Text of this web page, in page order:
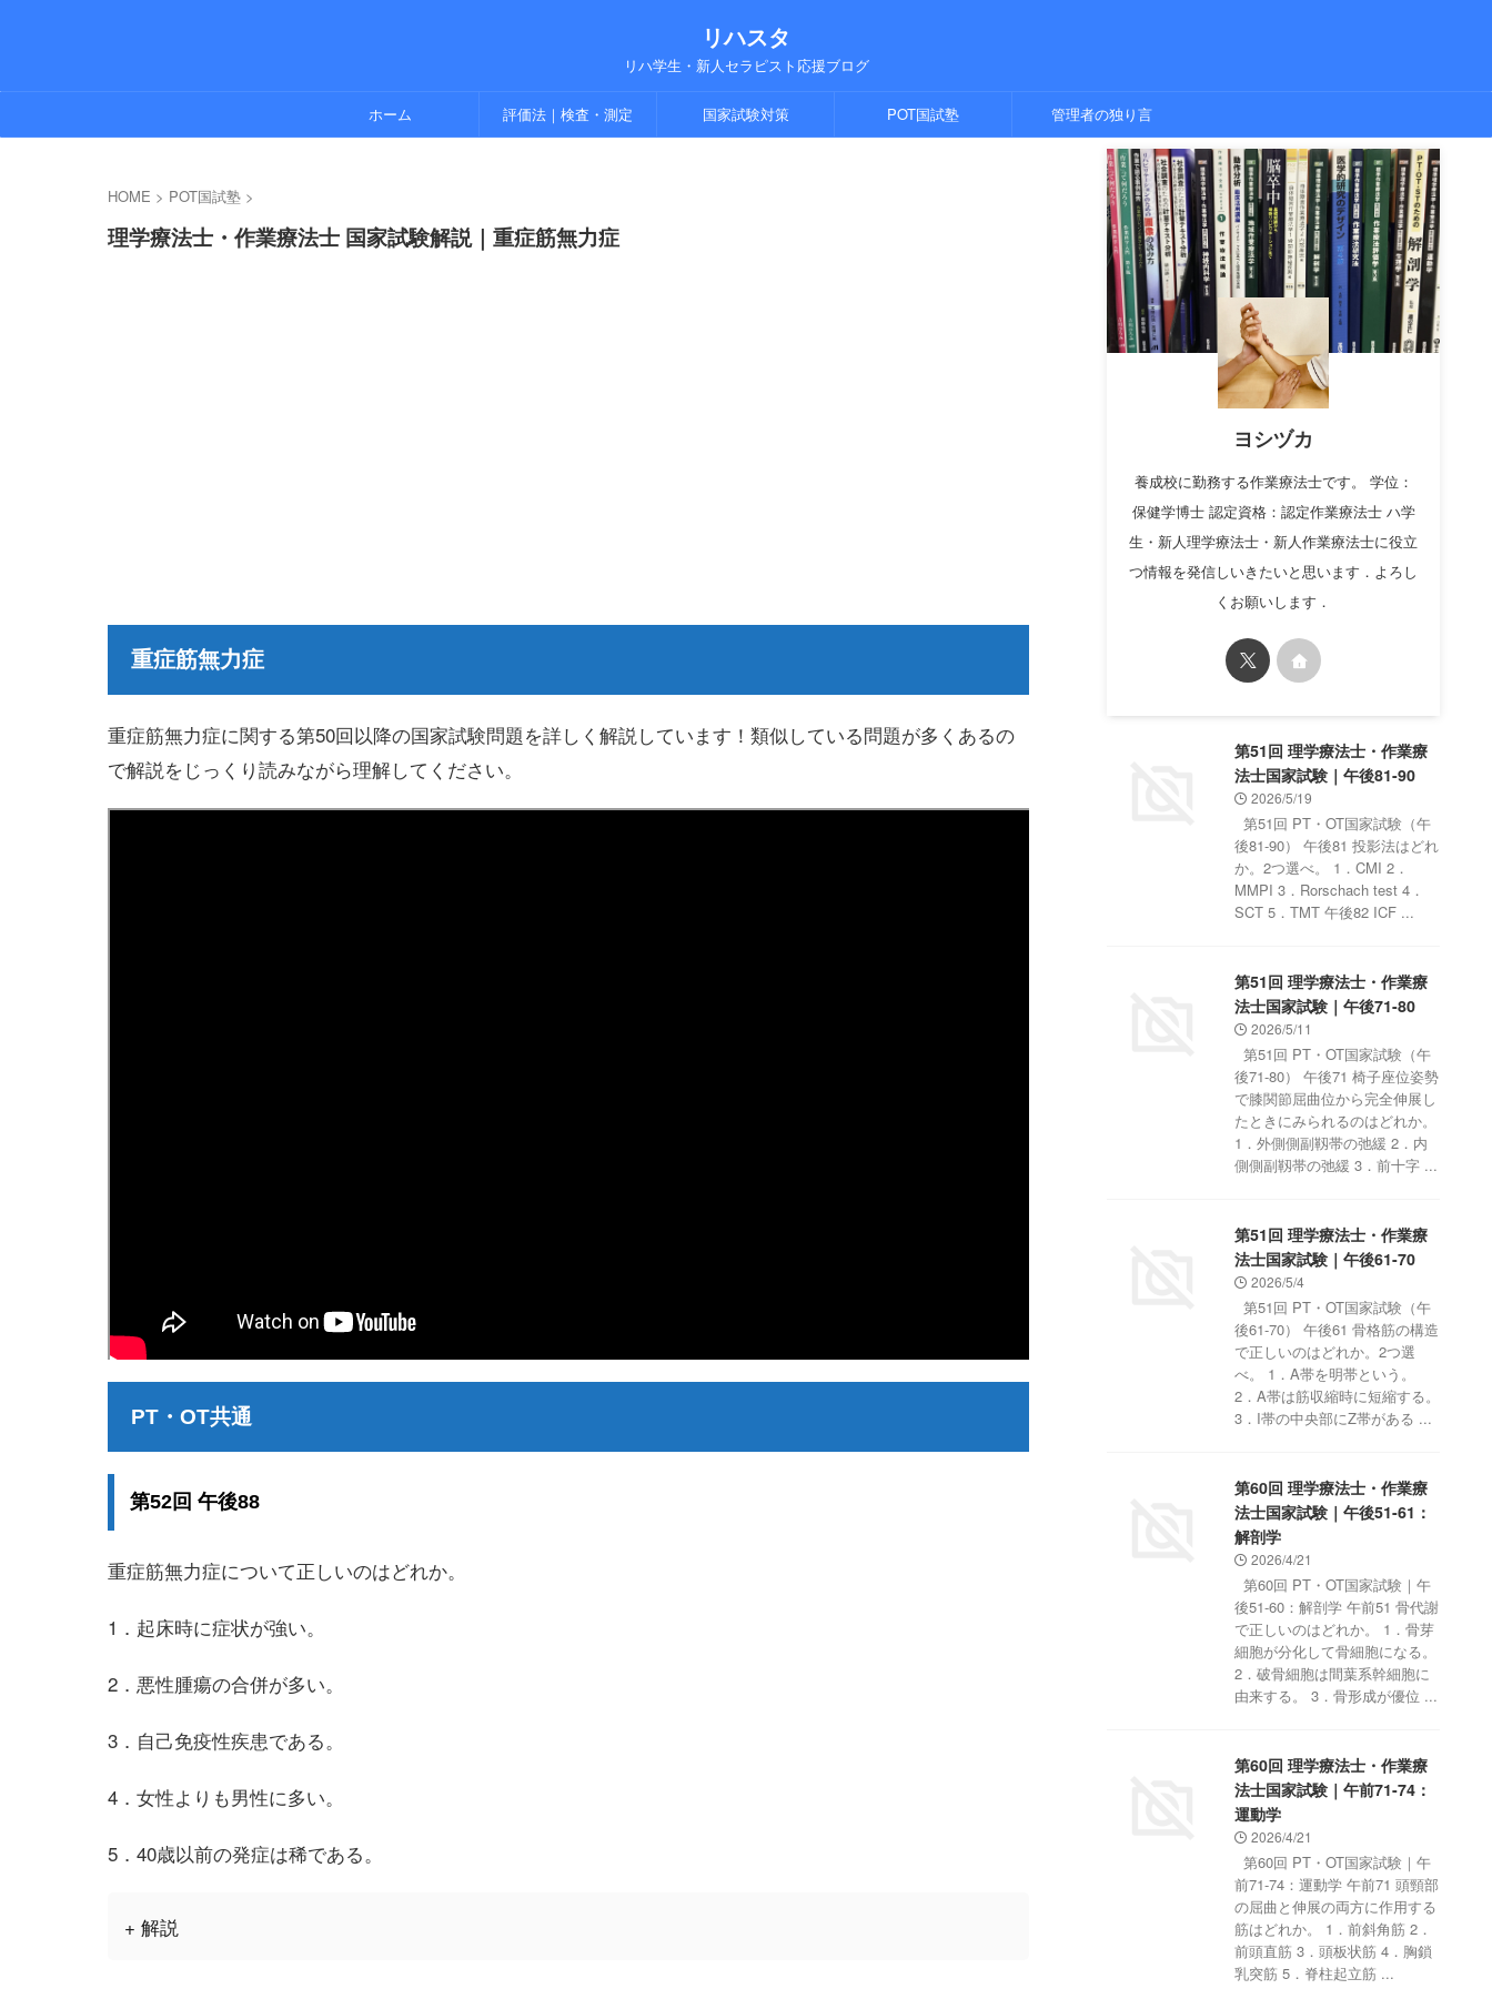
リハスタ
リハ学生・新人セラピスト応援ブログ
ホーム 評価法｜検査・測定 国家試験対策 POT国試塾 管理者の独り言
HOME > POT国試塾 >
理学療法士・作業療法士 国家試験解説｜重症筋無力症
重症筋無力症
重症筋無力症に関する第50回以降の国家試験問題を詳しく解説しています！類似している問題が多くあるの
で解説をじっくり読みながら理解してください。
PT・OT共通
第52回 午後88
重症筋無力症について正しいのはどれか。
1．起床時に症状が強い。
2．悪性腫瘍の合併が多い。
3．自己免疫性疾患である。
4．女性よりも男性に多い。
5．40歳以前の発症は稀である。
+ 解説
ヨシヅカ
養成校に勤務する作業療法士です。 学位：
保健学博士 認定資格：認定作業療法士 ハ学
生・新人理学療法士・新人作業療法士に役立
つ情報を発信しいきたいと思います．よろし
くお願いします．
第51回 理学療法士・作業療
法士国家試験｜午後81-90
2026/5/19
第51回 PT・OT国家試験（午
後81-90） 午後81 投影法はどれ
か。2つ選べ。 1．CMI 2．
MMPI 3．Rorschach test 4．
SCT 5．TMT 午後82 ICF ...
第51回 理学療法士・作業療
法士国家試験｜午後71-80
2026/5/11
第51回 PT・OT国家試験（午
後71-80） 午後71 椅子座位姿勢
で膝関節屈曲位から完全伸展し
たときにみられるのはどれか。
1．外側側副靱帯の弛緩 2．内
側側副靱帯の弛緩 3．前十字 ...
第51回 理学療法士・作業療
法士国家試験｜午後61-70
2026/5/4
第51回 PT・OT国家試験（午
後61-70） 午後61 骨格筋の構造
で正しいのはどれか。2つ選
べ。 1．A帯を明帯という。
2．A帯は筋収縮時に短縮する。
3．I帯の中央部にZ帯がある ...
第60回 理学療法士・作業療
法士国家試験｜午後51-61：
解剖学
2026/4/21
第60回 PT・OT国家試験｜午
後51-60：解剖学 午前51 骨代謝
で正しいのはどれか。 1．骨芽
細胞が分化して骨細胞になる。
2．破骨細胞は間葉系幹細胞に
由来する。 3．骨形成が優位 ...
第60回 理学療法士・作業療
法士国家試験｜午前71-74：
運動学
2026/4/21
第60回 PT・OT国家試験｜午
前71-74：運動学 午前71 頭頸部
の屈曲と伸展の両方に作用する
筋はどれか。 1．前斜角筋 2．
前頭直筋 3．頭板状筋 4．胸鎖
乳突筋 5．脊柱起立筋 ...